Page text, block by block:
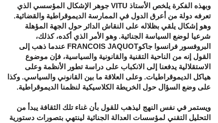
وبهذه الفكرة يلخص الأستاذ VITU جوهر الإشكال المؤسسي الذي
تعرفه دولة من أعرق الدول في الممارسة الديموقراطية والقضائية.
وهو إشكال يلقي بظلاله على النقاش الدائر حول الجهة المؤهلة
شرعيا لوضع السياسة الجنائية. وهو الأمر الذي أكده، كذلك،
البروفسور فرانسوا جاكوFRANCOIS JAQUOT عندما ذهب إلى
القول إنه من الناحية التقنية والقانونية والسياسية، فإن موضوع
الاستقلالية يدفعنا إلى الانكباب على دراسة تطور الأنظمة وعلى
هياكل الديموقراطيات. وعلى العلاقة ما بين القانوني والسياسي. وكذا
على وضع السؤال حول الخريطة الكلاسيكية لنظمنا الديموقراطية.
ويستمر في نفس النهج ليذهب للقول بأن غناء تلك الثقافة يبدأ من
التحليل التقني لمؤسسات العدالة الجنائية لينتهي بتصورات دستورية